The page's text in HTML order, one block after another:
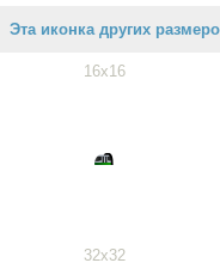
Эта иконка других
16x16
32x32